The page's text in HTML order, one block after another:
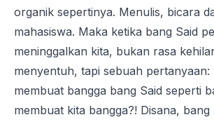
organik sepertinya. Menulis, bicara
mahasiswa. Maka ketika bang Said
meninggalkan kita, bukan rasa
menyentuh, tapi sebuah pertanyaan:
membuat bangga bang Said seperti
membuat kita bangga?! Disana, bang